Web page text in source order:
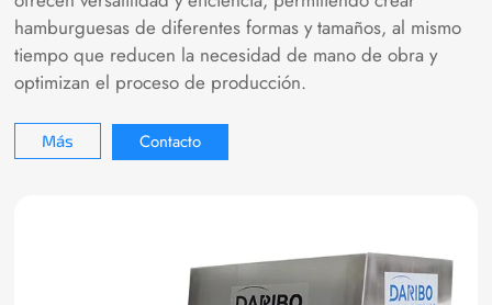
hamburguesas de diferentes formas y tamaños, al mismo
tiempo que reducen la necesidad de mano de obra y
optimizan el proceso de producción.
Más Contacto